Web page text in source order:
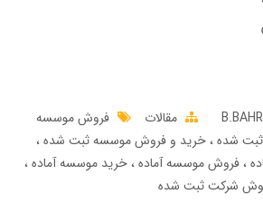
مقالات
فروش موسسه
شده خرید و فروش موسسه ثبت شده
فروش موسسه آماده خرید موسسه آماده
شرکت ثبت شده